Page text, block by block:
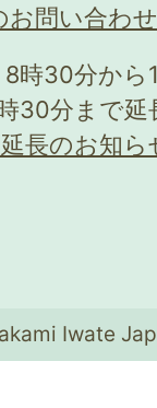
お問い合わ
8時30分か
30分まで
長のお知ら
Iwate